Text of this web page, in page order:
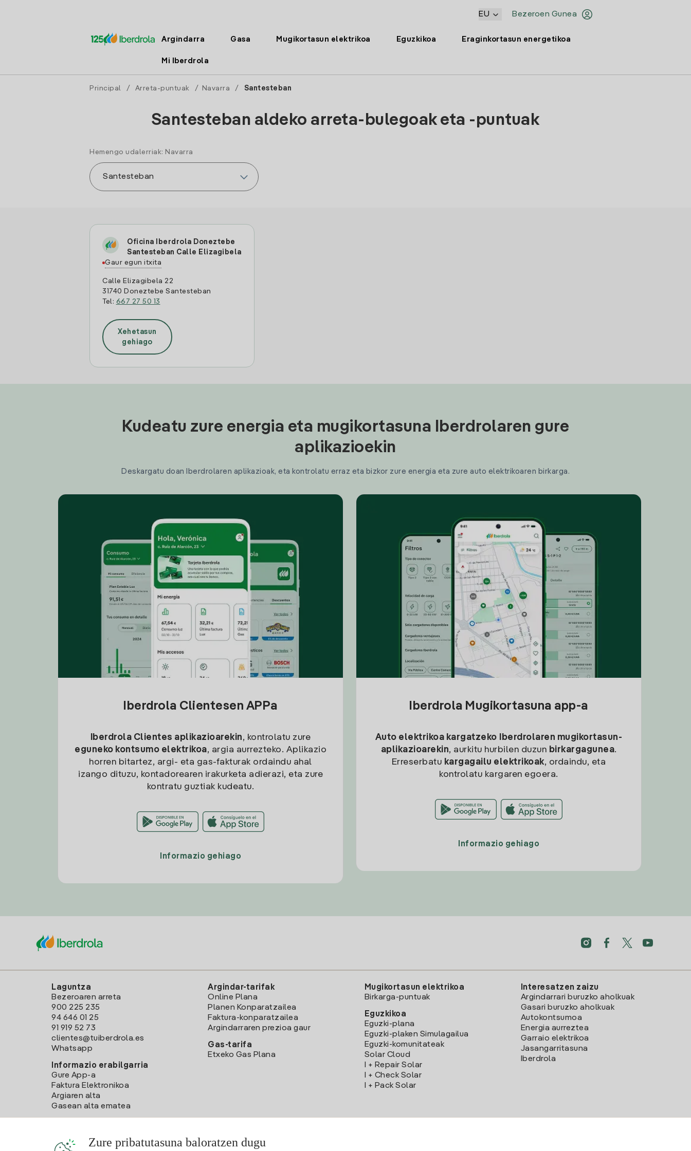
Bezeroen Gunea
EU
Argindarra Gasa Mugikortasun elektrikoa Eguzkikoa Eraginkortasun energetikoa
Mi Iberdrola
Principal / Arreta-puntuak / Navarra / Santesteban
Santesteban aldeko arreta-bulegoak eta -puntuak
Hemengo udalerriak: Navarra
Oficina Iberdrola Doneztebe
Santesteban Calle Elizagibela
Gaur egun itxita
Calle Elizagibela 22
31740 Doneztebe Santesteban
Tel: 667 27 50 13
Xehetasun
gehiago
Kudeatu zure energia eta mugikortasuna Iberdrolaren gure
aplikazioekin
Deskargatu doan Iberdrolaren aplikazioak, eta kontrolatu erraz eta bizkor zure energia eta zure auto elektrikoaren birkarga.
Iberdrola Clientesen APPa
Iberdrola Clientes aplikazioarekin, kontrolatu zure
eguneko kontsumo elektrikoa, argia aurrezteko. Aplikazio
horren bitartez, argi- eta gas-fakturak ordaindu ahal
izango dituzu, kontadorearen irakurketa adierazi, eta zure
kontratu guztiak kudeatu.
Informazio gehiago
Iberdrola Mugikortasuna app-a
Auto elektrikoa kargatzeko
Iberdrolaren mugikortasun-
aplikazioarekin, aurkitu hurbilen duzun birkargagunea.
Erreserbatu kargagailu elektrikoak, ordaindu, eta
kontrolatu kargaren egoera.
Informazio gehiago
Laguntza
Bezeroaren arreta
900 225 235
94 646 01 25
91 919 52 73
clientes@tuiberdrola.es
Whatsapp
Informazio erabilgarria
Gure App-a
Faktura Elektronikoa
Argiaren alta
Gasean alta ematea
Argindar-tarifak
Online Plana
Planen Konparatzailea
Faktura-konparatzailea
Argindarraren prezioa gaur
Gas-tarifa
Etxeko Gas Plana
Mugikortasun elektrikoa
Birkarga-puntuak
Eguzkikoa
Eguzki-plana
Eguzki-plaken Simulagailua
Eguzki-komunitateak
Solar Cloud
I + Repair Solar
I + Check Solar
I + Pack Solar
Interesatzen zaizu
Argindarrari buruzko aholkuak
Gasari buruzko aholkuak
Autokontsumoa
Energia aurreztea
Garraio elektrikoa
Jasangarritasuna
Iberdrola
Zure pribatutasuna baloratzen dugu